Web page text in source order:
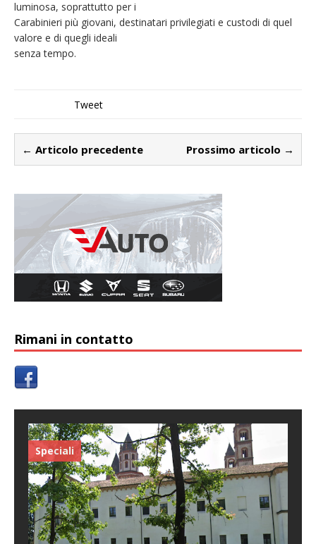
luminosa, soprattutto per i
Carabinieri più giovani, destinatari privilegiati e custodi di quel
valore e di quegli ideali
senza tempo.
Tweet
← Articolo precedente Prossimo articolo →
Rimani in contatto
Speciali